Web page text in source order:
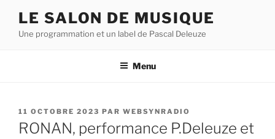
contenu
LE SALON DE MUSIQUE
Une programmation et un label de Pascal Deleuze
Menu
PUBLIÉ
LE
11 OCTOBRE 2023 PAR WEBSYNRADIO
RONAN, performance P.Deleuze et